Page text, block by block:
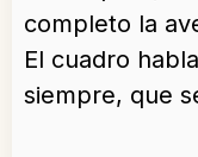
completo la
El cuadro
siempre, que